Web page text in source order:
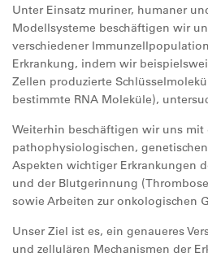
Unter Einsatz muriner, humaner
Modellsysteme beschäftigen wir
verschiedener
Erkrankung, indem wir
Zellen produzierte
bestimmte RNA Moleküle),
Weiterhin beschäftigen wir uns mit
pathophysiologischen,
Aspekten wichtiger Erkrankungen
und der Blutgerinnung
sowie Arbeiten zur onkologischen
Unser Ziel ist es, ein genaueres
und zellulären Mechanismen der